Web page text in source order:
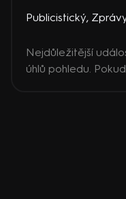
Publicistický,
Nejdůležitější
úhlů pohledu.